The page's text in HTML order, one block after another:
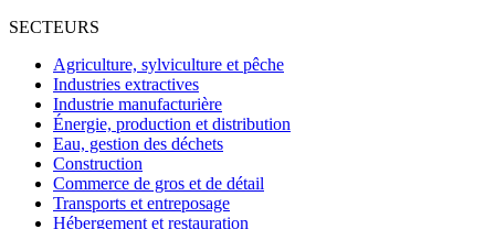
SECTEURS
Agriculture, sylviculture et pêche
Industries extractives
Industrie manufacturière
Énergie, production et distribution
Eau, gestion des déchets
Construction
Commerce de gros et de détail
Transports et entreposage
Hébergement et restauration